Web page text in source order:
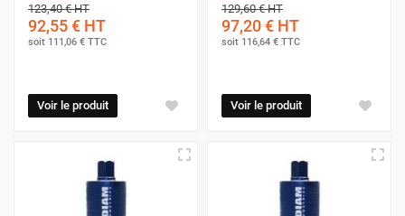
123,40 €HT
92,55 € HT
soit 111,06 € TTC
Voir le produit
129,60 €HT
97,20 € HT
soit 116,64 € TTC
Voir le produit